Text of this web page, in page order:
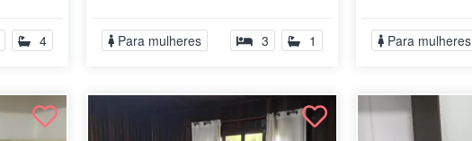
4 Para mulheres 3 1 Para mulheres